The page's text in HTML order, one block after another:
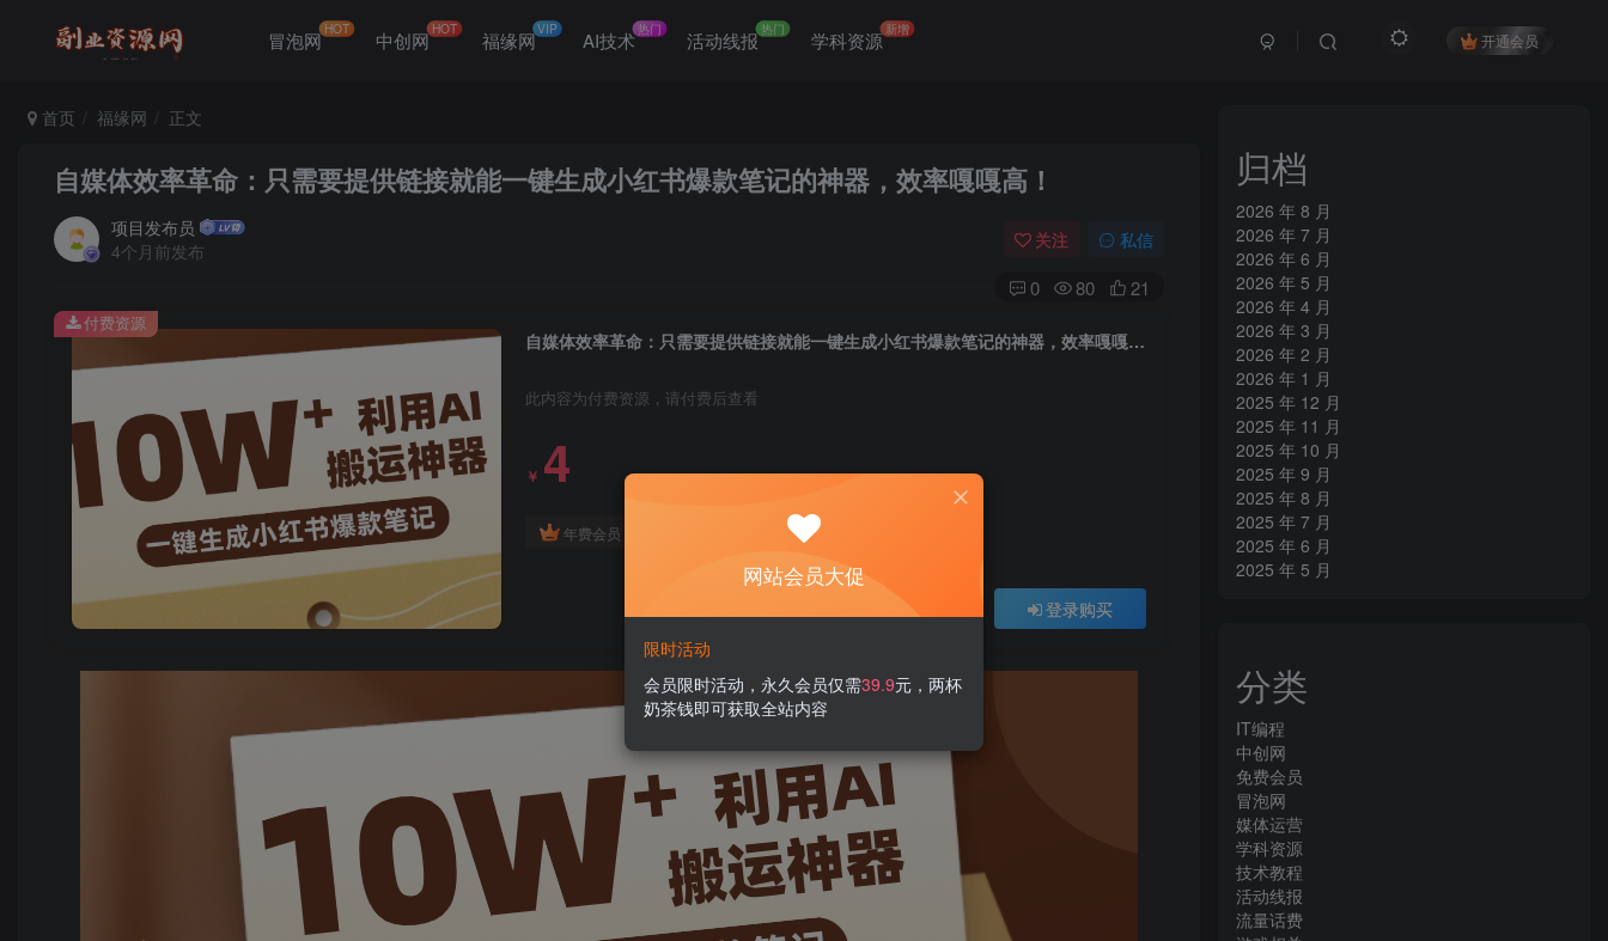
冒泡网 HOT 中创网 HOT 福缘网VIP AI技术热门 活动线报热门 学科资源 新增
开通会员
首页 福缘网 正文
自媒体效率革命：只需要提供链接就能一键生成小红书爆款笔记的神器，效率嘎嘎高！
项目发布员
4个月前发布
关注 私信
0 80 21
自媒体效率革命：只需要提供链接就能一键生成小红书爆款笔记的神器，效率嘎嘎高！
此内容为付费资源，请付费后查看
￥ 4
年费会员 免费
登录购买
付费资源
归档
2026 年 8 月
2026 年 7 月
2026 年 6 月
2026 年 5 月
2026 年 4 月
2026 年 3 月
2026 年 2 月
2026 年 1 月
2025 年 12 月
2025 年 11 月
2025 年 10 月
2025 年 9 月
2025 年 8 月
2025 年 7 月
2025 年 6 月
2025 年 5 月
分类
IT编程
中创网
免费会员
冒泡网
媒体运营
学科资源
技术教程
活动线报
流量话费
网站会员大促
限时活动
会员限时活动，永久会员仅需39.9元，两杯
奶茶钱即可获取全站内容